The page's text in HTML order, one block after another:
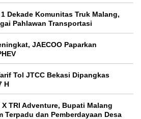
Dekade Komunitas Truk Malang,
Pahlawan Transportasi
JAECOO Paparkan
Tol JTCC Bekasi Dipangkas
H
TRI Adventure, Bupati Malang
Terpadu dan Pemberdayaan Desa